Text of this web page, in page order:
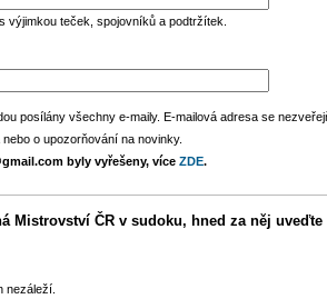
výjimkou teček, spojovníků a podtržítek.
posílány všechny e-maily. E-mailová adresa se
o upozorňování na novinky.
byly vyřešeny, více ZDE.
Mistrovství ČR v sudoku, hned za něj
nezáleží.